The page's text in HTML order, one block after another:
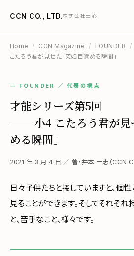
CCN CO., LTD.株式会社士心
Home / CCN Magazine / FOUNDER /
こたろう君が見せた「突如目覚める瞬間」
— FOUNDER ／ 代表の視点
才能シリーズ第5回
── 小4 こたろう君が見
める瞬間」
2021 年 3 月 4 日 ／ 著・井本 一志（CCN
日々子供たちと接していますと、個
見ることができます。そしてそれぞ
と、苦手なこと、様々です。